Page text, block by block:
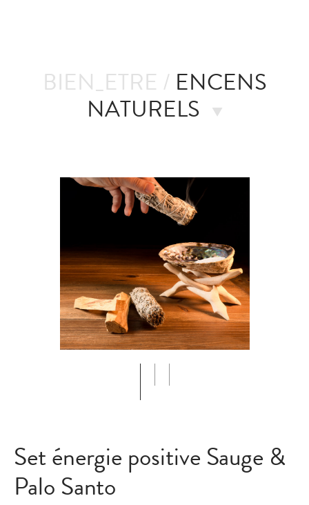
BIEN_ETRE / ENCENS
NATURELS
Set énergie positive Sauge &
Palo Santo